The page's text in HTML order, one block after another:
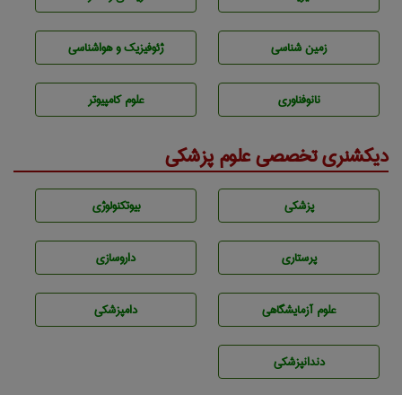
زمين شناسی ژئوفيزيك و هواشناسی
نانوفناوری علوم کامپیوتر
دیکشنری تخصصی علوم پزشکی
پزشكی بيوتكنولوژی
پرستاری داروسازی
علوم آزمايشگاهی دامپزشكی
دندانپزشكی